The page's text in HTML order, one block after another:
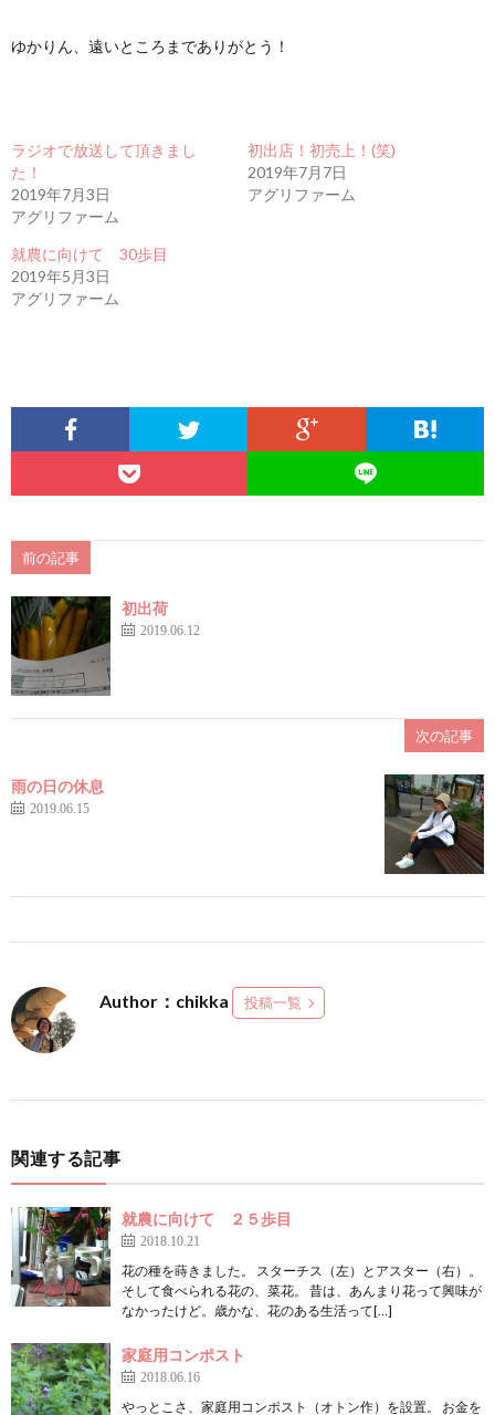
ゆかりん、遠いところまでありがとう！
ラジオで放送して頂きまし
た！
2019年7月3日
アグリファーム
初出店！初売上！(笑)
2019年7月7日
アグリファーム
就農に向けて 30歩目
2019年5月3日
アグリファーム
前の記事
初出荷
2019.06.12
次の記事
雨の日の休息
2019.06.15
Author：chikka 投稿一覧
関連する記事
就農に向けて ２５歩目
2018.10.21
花の種を蒔きました。 スターチス（左）とアスター（右）。
そして食べられる花の、菜花。 昔は、あんまり花って興味が
なかったけど。歳かな、花のある生活って[…]
家庭用コンポスト
2018.06.16
やっとこさ、家庭用コンポスト（オトン作）を設置。 お金を